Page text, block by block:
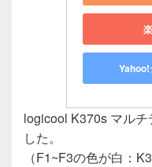
Yahoo!
logicool K370s マル
した。
（F1~F3の色が白：